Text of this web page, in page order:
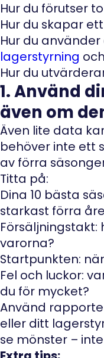
Hur du förutser
Hur du skapar
Hur du
lagerstyrning och
Hur du
1. Använd
även om
Även lite data
behöver inte ett
av förra
Titta på:
Dina 10 bästa
starkast förra
Försäljningstakt:
varorna?
Startpunkten:
Fel och luckor:
du för mycket?
Använd
eller ditt
se mönster –